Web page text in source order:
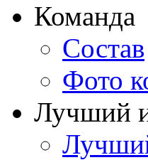
Команда
Состав
Фото
Лучший